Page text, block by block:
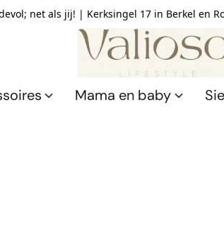
net als jij! | Kerksingel 17 in Berkel en
Mama en baby